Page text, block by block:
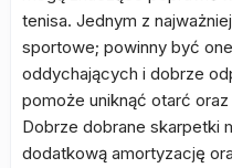
tenisa. Jednym z
sportowe; powinny być
oddychających i dobrze
pomoże uniknąć otarć
Dobrze dobrane skarpetki
dodatkową amortyzację